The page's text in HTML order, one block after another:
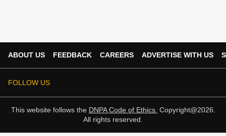
ABOUT US FEEDBACK CAREERS ADVERTISE WITH US
FOLLOW US
This website follows the DNPA Code of Ethics. Copyright@2026.
All rights reserved.